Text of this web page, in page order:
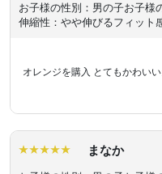
お子様の性別：男の子お子様
伸縮性：やや伸びるフィット
オレンジを購入 とてもかわい
まなか